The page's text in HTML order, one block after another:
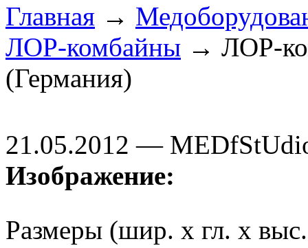
Главная →
ЛОР-комбайны → ЛОР-
(Германия)
21.05.2012 —
Изображение:
Размеры (шир. x гл. x